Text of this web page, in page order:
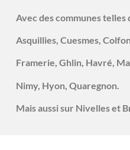
Avec des communes telles
Asquillies, Cuesmes,
Framerie, Ghlin, Havré,
Nimy, Hyon, Quaregnon.
Mais aussi sur Nivelles et